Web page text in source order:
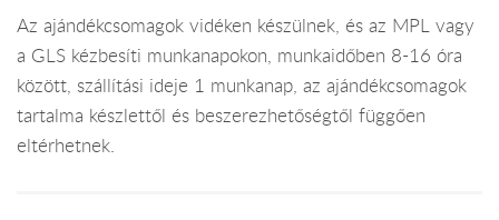
Az ajándékcsomagok vidéken készülnek, és az MPL vagy
a GLS kézbesíti munkanapokon, munkaidőben 8-16 óra
között, szállítási ideje 1 munkanap, az ajándékcsomagok
tartalma készlettől és beszerezhetőségtől függően
eltérhetnek.